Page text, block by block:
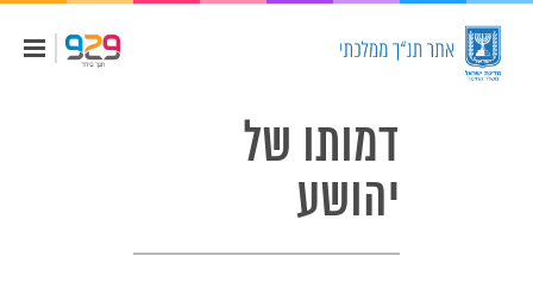
דמותו של
יהושע